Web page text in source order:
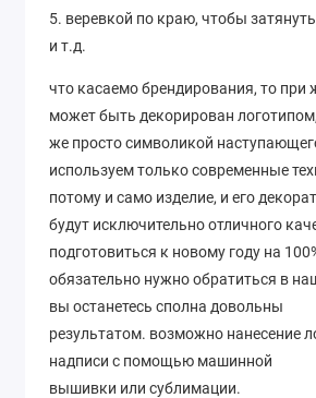
5. веревкой по краю, чтобы
и т.д.
что касаемо брендирования, то
может быть декорирован
же просто символикой
используем только современные
потому и само изделие, и его
будут исключительно отличного
подготовиться к новому году на
обязательно нужно обратиться в
вы останетесь сполна довольны
результатом. возможно нанесение
надписи с помощью машинной
вышивки или сублимации.